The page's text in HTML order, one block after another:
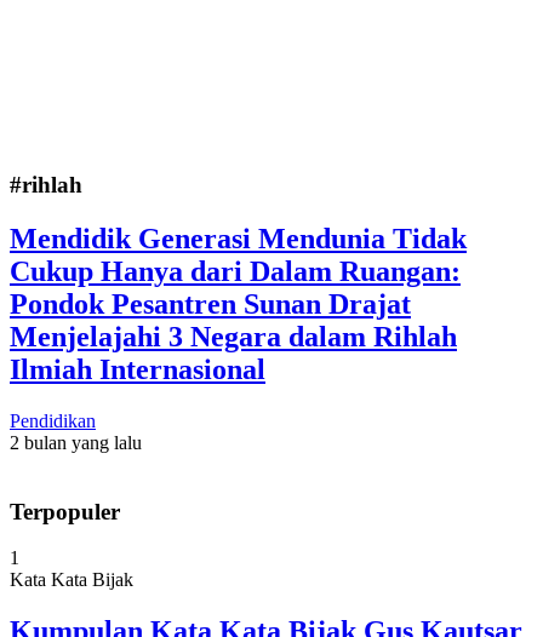
#rihlah
Mendidik Generasi Mendunia Tidak
Cukup Hanya dari Dalam Ruangan:
Pondok Pesantren Sunan Drajat
Menjelajahi 3 Negara dalam Rihlah
Ilmiah Internasional
Pendidikan
2 bulan yang lalu
Terpopuler
1
Kata Kata Bijak